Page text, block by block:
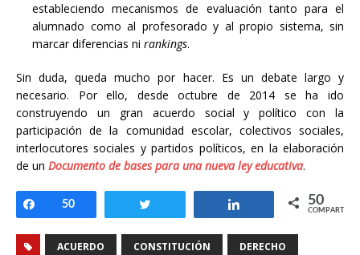
estableciendo mecanismos de evaluación tanto para el
alumnado como al profesorado y al propio sistema, sin
marcar diferencias ni rankings.
Sin duda, queda mucho por hacer. Es un debate largo y
necesario. Por ello, desde octubre de 2014 se ha ido
construyendo un gran acuerdo social y político con la
participación de la comunidad escolar, colectivos sociales,
interlocutores sociales y partidos políticos, en la elaboración
de un Documento de bases para una nueva ley educativa.
Compartir
50 Compartir 50
COMPARTIR
ACUERDO CONSTITUCIÓN DERECHO